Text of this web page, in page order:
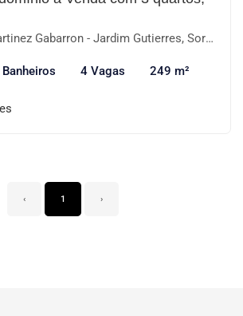
Gabarron - Jardim Gutierres, Sorocaba-SP
Banheiros 4 Vagas 249 m²
‹ 1 ›